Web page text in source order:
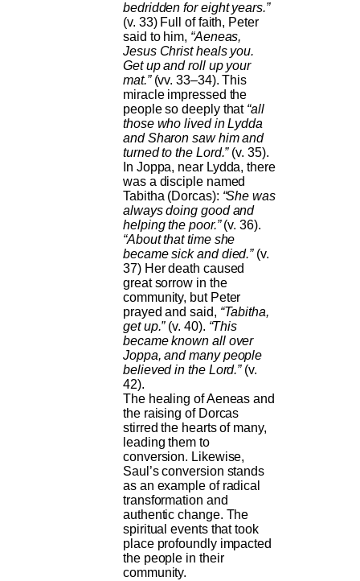
bedridden for eight years.”
(v. 33) Full of faith, Peter
said to him, “Aeneas,
Jesus Christ heals you.
Get up and roll up your
mat.”(vv. 33–34). This
miracle impressed the
people so deeply that “all
those who lived in Lydda
and Sharon saw him and
turned to the Lord.”(v. 35).
In Joppa, near Lydda, there
was a disciple named
Tabitha (Dorcas): “She was
always doing good and
helping the poor.”(v. 36).
“About that time she
became sick and died.”(v.
37) Her death caused
great sorrow in the
community, but Peter
prayed and said, “Tabitha,
get up.”(v. 40). “This
became known all over
Joppa, and many people
believed in the Lord.”(v.
42).
The healing of Aeneas and
the raising of Dorcas
stirred the hearts of many,
leading them to
conversion. Likewise,
Saul’s conversion stands
as an example of radical
transformation and
authentic change. The
spiritual events that took
place profoundly impacted
the people in their
community.